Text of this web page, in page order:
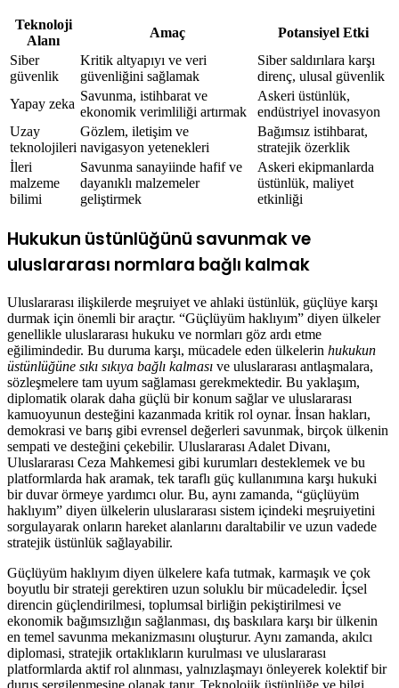
Teknoloji
Alanı
Amaç
Potansiyel Etki
Siber
güvenlik
Kritik altyapıyı ve veri
güvenliğini sağlamak
Siber saldırılara karşı
direnç, ulusal güvenlik
Yapay zeka
Savunma, istihbarat ve
ekonomik verimliliği artırmak
Askeri üstünlük,
endüstriyel inovasyon
Uzay
teknolojileri
Gözlem, iletişim ve
navigasyon yetenekleri
Bağımsız istihbarat,
stratejik özerklik
İleri
malzeme
bilimi
Savunma sanayiinde hafif ve
dayanıklı malzemeler
geliştirmek
Askeri ekipmanlarda
üstünlük, maliyet
etkinliği
Hukukun üstünlüğünü savunmak ve
uluslararası normlara bağlı kalmak
Uluslararası ilişkilerde meşruiyet ve ahlaki üstünlük, güçlüye karşı
durmak için önemli bir araçtır. “Güçlüyüm haklıyım” diyen ülkeler
genellikle uluslararası hukuku ve normları göz ardı etme
eğilimindedir. Bu duruma karşı, mücadele eden ülkelerin hukukun
üstünlüğüne sıkı sıkıya bağlı kalması ve uluslararası antlaşmalara,
sözleşmelere tam uyum sağlaması gerekmektedir. Bu yaklaşım,
diplomatik olarak daha güçlü bir konum sağlar ve uluslararası
kamuoyunun desteğini kazanmada kritik rol oynar. İnsan hakları,
demokrasi ve barış gibi evrensel değerleri savunmak, birçok ülkenin
sempati ve desteğini çekebilir. Uluslararası Adalet Divanı,
Uluslararası Ceza Mahkemesi gibi kurumları desteklemek ve bu
platformlarda hak aramak, tek taraflı güç kullanımına karşı hukuki
bir duvar örmeye yardımcı olur. Bu, aynı zamanda, “güçlüyüm
haklıyım” diyen ülkelerin uluslararası sistem içindeki meşruiyetini
sorgulayarak onların hareket alanlarını daraltabilir ve uzun vadede
stratejik üstünlük sağlayabilir.
Güçlüyüm haklıyım diyen ülkelere kafa tutmak, karmaşık ve çok
boyutlu bir strateji gerektiren uzun soluklu bir mücadeledir. İçsel
direncin güçlendirilmesi, toplumsal birliğin pekiştirilmesi ve
ekonomik bağımsızlığın sağlanması, dış baskılara karşı bir ülkenin
en temel savunma mekanizmasını oluşturur. Aynı zamanda, akılcı
diplomasi, stratejik ortaklıkların kurulması ve uluslararası
platformlarda aktif rol alınması, yalnızlaşmayı önleyerek kolektif bir
duruş sergilenmesine olanak tanır. Teknolojik üstünlüğe ve bilgi